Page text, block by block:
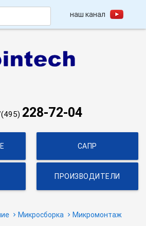
наш канал
228-72-04
САПР
ПРОИЗВОДИТЕЛИ
Микросборка Микромонтаж